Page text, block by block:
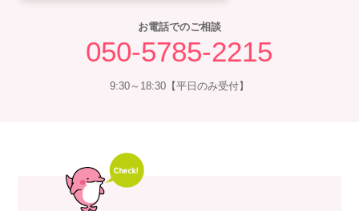
お電話でのご相談
050-5785-2215
9:30～18:30【平日のみ受付】